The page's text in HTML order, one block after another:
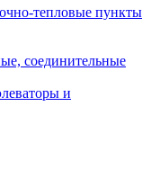
тепловые пункты
соединительные
и